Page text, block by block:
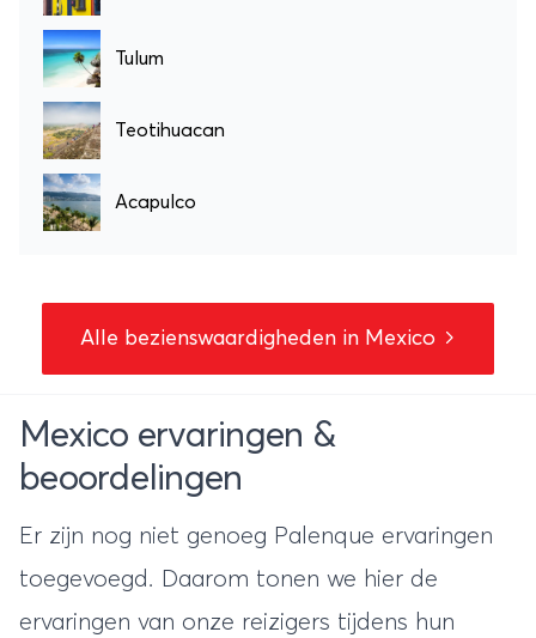
Tulum
Teotihuacan
Acapulco
Alle bezienswaardigheden in Mexico
Mexico ervaringen &
beoordelingen
Er zijn nog niet genoeg Palenque ervaringen
toegevoegd. Daarom tonen we hier de
ervaringen van onze reizigers tijdens hun